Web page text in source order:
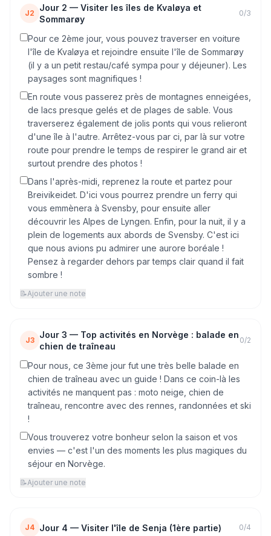
J2
Jour 2 — Visiter les îles de Kvaløya et
Sommarøy
0/3
Pour ce 2ème jour, vous pouvez traverser en voiture
l'île de Kvaløya et rejoindre ensuite l'île de Sommarøy
(il y a un petit restau/café sympa pour y déjeuner). Les
paysages sont magnifiques !
En route vous passerez près de montagnes enneigées,
de lacs presque gelés et de plages de sable. Vous
traverserez également de jolis ponts qui vous relieront
d'une île à l'autre. Arrêtez-vous par ci, par là sur votre
route pour prendre le temps de respirer le grand air et
surtout prendre des photos !
Dans l'après-midi, reprenez la route et partez pour
Breivikeidet. D'ici vous pourrez prendre un ferry qui
vous emmènera à Svensby, pour ensuite aller
découvrir les Alpes de Lyngen. Enfin, pour la nuit, il y a
plein de logements aux abords de Svensby. C'est ici
que nous avions pu admirer une aurore boréale !
Pensez à regarder dehors par temps clair quand il fait
sombre !
📝Ajouter une note
J3
Jour 3 — Top activités en Norvège : balade en
chien de traîneau
0/2
Pour nous, ce 3ème jour fut une très belle balade en
chien de traîneau avec un guide ! Dans ce coin-là les
activités ne manquent pas : moto neige, chien de
traîneau, rencontre avec des rennes, randonnées et ski
!
Vous trouverez votre bonheur selon la saison et vos
envies — c'est l'un des moments les plus magiques du
séjour en Norvège.
📝Ajouter une note
J4 Jour 4 — Visiter l'île de Senja (1ère partie) 0/4